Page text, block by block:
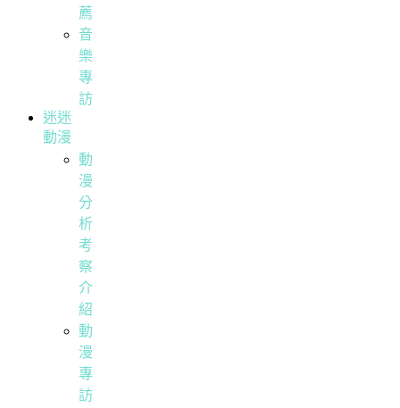
薦
音
樂
專
訪
迷迷
動漫
動
漫
分
析
考
察
介
紹
動
漫
專
訪